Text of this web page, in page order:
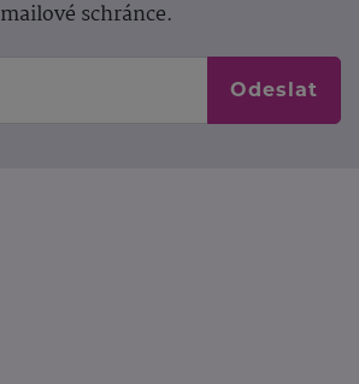
mailové schránce.
Odeslat